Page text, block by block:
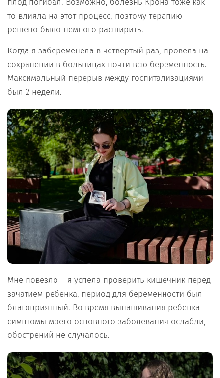
плод погибал. Возможно, болезнь Крона тоже как-
то влияла на этот процесс, поэтому терапию
решено было немного расширить.
Когда я забеременела в четвертый раз, провела на
сохранении в больницах почти всю беременность.
Максимальный перерыв между госпитализациями
был 2 недели.
Мне повезло – я успела проверить кишечник перед
зачатием ребенка, период для беременности был
благоприятный. Во время вынашивания ребенка
симптомы моего основного заболевания ослабли,
обострений не случалось.